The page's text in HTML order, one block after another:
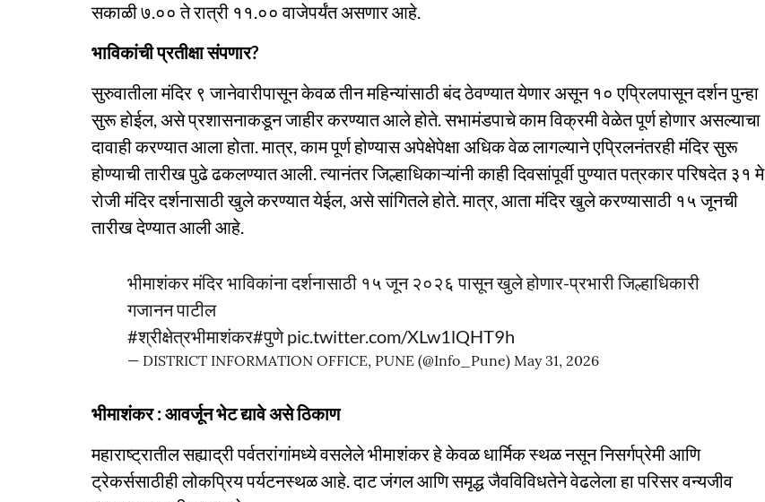
सकाळी ७.०० ते रात्री ११.०० वाजेपर्यंत असणार आहे.
भाविकांची प्रतीक्षा संपणार?
सुरुवातीला मंदिर ९ जानेवारीपासून केवळ तीन महिन्यांसाठी बंद ठेवण्यात येणार असून १० एप्रिलपासून दर्शन पुन्हा
सुरू होईल, असे प्रशासनाकडून जाहीर करण्यात आले होते. सभामंडपाचे काम विक्रमी वेळेत पूर्ण होणार असल्याचा
दावाही करण्यात आला होता. मात्र, काम पूर्ण होण्यास अपेक्षेपेक्षा अधिक वेळ लागल्याने एप्रिलनंतरही मंदिर सुरू
होण्याची तारीख पुढे ढकलण्यात आली. त्यानंतर जिल्हाधिकाऱ्यांनी काही दिवसांपूर्वी पुण्यात पत्रकार परिषदेत ३१ मे
रोजी मंदिर दर्शनासाठी खुले करण्यात येईल, असे सांगितले होते. मात्र, आता मंदिर खुले करण्यासाठी १५ जूनची
तारीख देण्यात आली आहे.
भीमाशंकर मंदिर भाविकांना दर्शनासाठी १५ जून २०२६ पासून खुले होणार-प्रभारी जिल्हाधिकारी
गजानन पाटील
#श्रीक्षेत्रभीमाशंकर#पुणे pic.twitter.com/XLw1lQHT9h
— DISTRICT INFORMATION OFFICE, PUNE (@Info_Pune) May 31, 2026
भीमाशंकर : आवर्जून भेट द्यावे असे ठिकाण
महाराष्ट्रातील सह्याद्री पर्वतरांगांमध्ये वसलेले भीमाशंकर हे केवळ धार्मिक स्थळ नसून निसर्गप्रेमी आणि
ट्रेकर्ससाठीही लोकप्रिय पर्यटनस्थळ आहे. दाट जंगल आणि समृद्ध जैवविविधतेने वेढलेला हा परिसर वन्यजीव